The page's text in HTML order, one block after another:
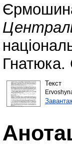
Гнатюка.
Текст